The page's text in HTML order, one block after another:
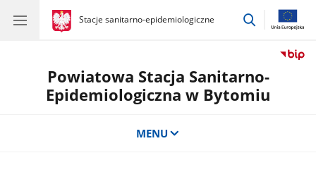
gov.pl
Stacje sanitarno-epidemiologiczne
gov.pl
Stacje
przejdź
Powiatowa Stacja Sanitarno-
Epidemiologiczna w Bytomiu
MENU